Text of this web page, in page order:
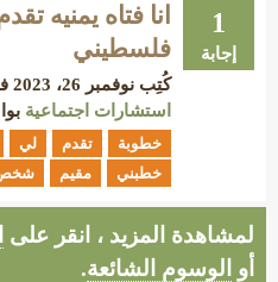
1
إجابة
انا فتاه يمنيه
فلسطيني
كُتِب نوفمبر 26، 2023
استشارات اجتماعية
خطوبة تقدم لي
خطبني
مقيم
لمشاهدة المزيد ، انقر على
أو الوسوم الشائعة.